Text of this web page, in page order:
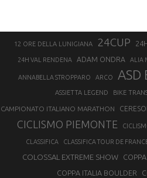
12 ORE DELLA LUNIGIANA 24CUP
24H VAL RENDENA ADAM ONDRA ALIA
ANNABELLA STROPPARO ARCO ASD
ASSIETTA LEGEND BIKE
CAMPIONATO ITALIANO MARATHON
CICLISMO PIEMONTE
CLASSIFICA CLASSIFICA TOUR DE
COLOSSAL EXTREME SHOW
COPPA ITALIA BOULDER